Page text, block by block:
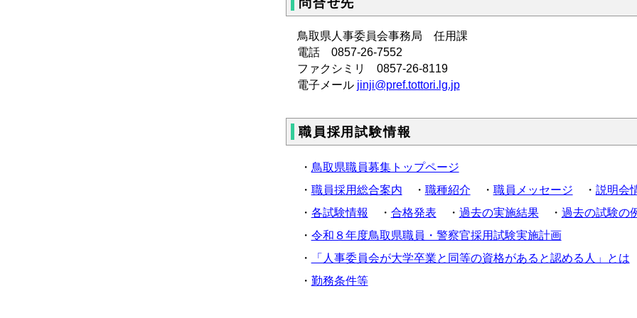
問合せ先
鳥取県人事委員会事務局 任用課
電話 0857-26-7552
ファクシミリ 0857-26-8119
電子メール jinji@pref.tottori.lg.jp
職員採用試験情報
・ 鳥取県職員募集トップページ
・ 職員採用総合案内 ・ 職種紹介 ・ 職員メッセージ ・ 説明会
・ 各試験情報 ・ 合格発表 ・ 過去の実施結果・ 過去の試験の
・ 令和８年度鳥取県職員・警察官採用試験実施計画
・
「人事委員会が大学卒業と同等の資格があると認める人」とは
・ 勤務条件等